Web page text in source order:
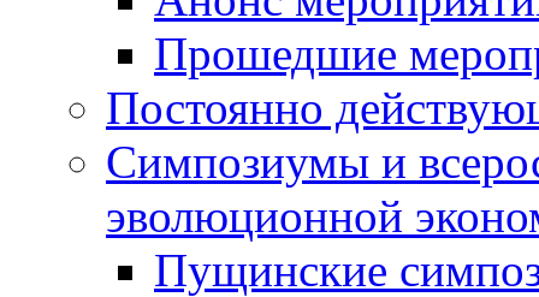
Прошедшие
Постоянно
Симпозиумы и
эволюционной
Пущинские